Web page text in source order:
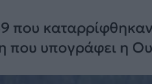
που
υπογράφει η